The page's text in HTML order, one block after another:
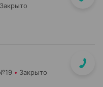
Закрыто
Закрыто